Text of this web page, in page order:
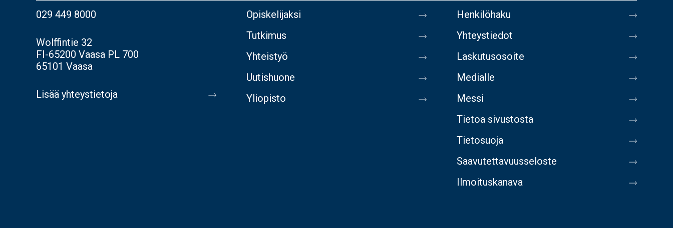
029 449 8000
Wolffintie 32
FI-65200 Vaasa PL 700
65101 Vaasa
Lisää yhteystietoja
Opiskelijaksi
Tutkimus
Yhteistyö
Uutishuone
Yliopisto
Henkilöhaku
Yhteystiedot
Laskutusosoite
Medialle
Messi
Tietoa sivustosta
Tietosuoja
Saavutettavuusseloste
Ilmoituskanava